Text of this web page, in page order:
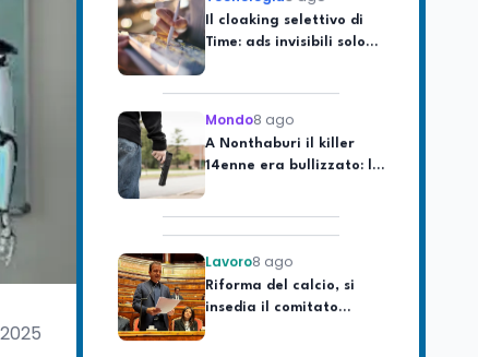
Time: ads invisibili solo
per i chatbot AI
Mondo8 ago
A Nonthaburi il killer
14enne era bullizzato: la
CZ-75 era del nonno
Lavoro8 ago
Riforma del calcio, si
insedia il comitato
ristretto al Senato. La